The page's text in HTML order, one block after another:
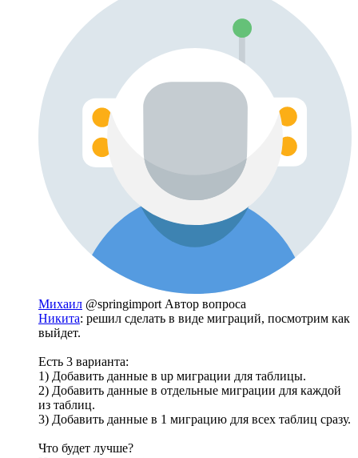
Михаил @springimport Автор вопроса
Никита: решил сделать в виде миграций, посмотрим как
выйдет.
Есть 3 варианта:
1) Добавить данные в up миграции для таблицы.
2) Добавить данные в отдельные миграции для каждой
из таблиц.
3) Добавить данные в 1 миграцию для всех таблиц сразу.
Что будет лучше?